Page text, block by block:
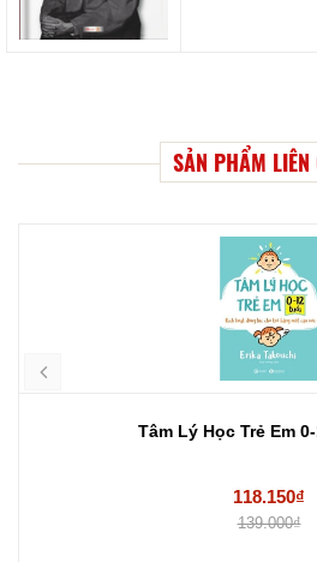
SẢN PHẨM LIÊN
Tâm Lý Học Trẻ Em
118.150₫
139.000₫